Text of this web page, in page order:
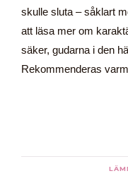
skulle sluta – såklart
att läsa mer om
säker, gudarna i den
Rekommenderas